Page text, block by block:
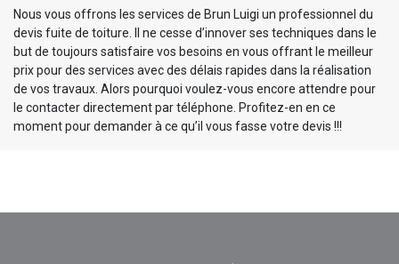
Nous vous offrons les services de Brun Luigi un professionnel du
devis fuite de toiture. Il ne cesse d’innover ses techniques dans le
but de toujours satisfaire vos besoins en vous offrant le meilleur
prix pour des services avec des délais rapides dans la réalisation
de vos travaux. Alors pourquoi voulez-vous encore attendre pour
le contacter directement par téléphone. Profitez-en en ce
moment pour demander à ce qu’il vous fasse votre devis !!!